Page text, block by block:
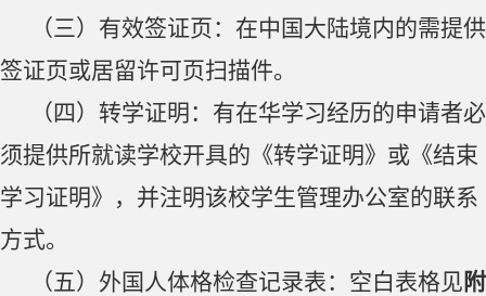
（三）有效签证页：在中国大陆境内的需提供
签证页或居留许可页扫描件。
（四）转学证明：有在华学习经历的申请者必
须提供所就读学校开具的《转学证明》或《结束
学习证明》，并注明该校学生管理办公室的联系
方式。
（五）外国人体格检查记录表：空白表格见 附